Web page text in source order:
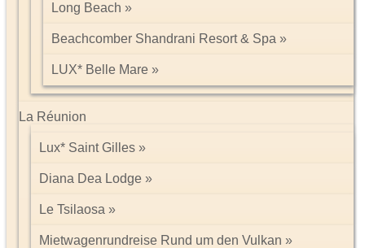
Long Beach
Beachcomber Shandrani Resort & Spa
LUX* Belle Mare
La Réunion
Lux* Saint Gilles
Diana Dea Lodge
Le Tsilaosa
Mietwagenrundreise Rund um den Vulkan